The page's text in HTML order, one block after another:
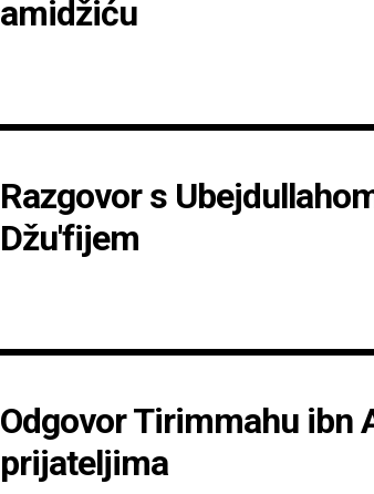
amidžiću
Razgovor s
Džu'fijem
Odgovor Tirimmahu ibn
prijateljima